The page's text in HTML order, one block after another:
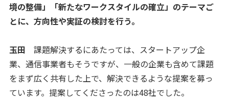
境の整備」「新たなワークスタイルの確立」のテーマご
とに、方向性や実証の検討を行う。
玉田 課題解決するにあたっては、スタートアップ企
業、通信事業者もそうですが、一般の企業も含めて課題
をまず広く共有した上で、解決できるような提案を募っ
ています。提案してくださったのは48社でした。